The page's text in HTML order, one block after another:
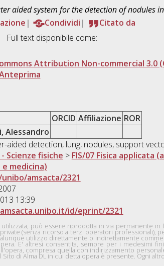
aided system for the detection of nodules
Condividi
Citato da
Full text disponibile come:
Attribution Non-commercial 3.0
ORCID Affiliazione ROR
Alessandro
aided detection, lung, nodules, support
Scienze fisiche > FIS/07 Fisica applicata
medicina)
unibo/amsacta/2321
13:39
id/eprint/2321
può essere riprodotta in via permanente in
(senza ricorso a terzi operatori professionali),
utilizzo direttamente o indirettamente
E' altresì consentita, sempre per i medesimi
compresa quella con indirizzamento
di Alma DL in cui detta opera è presente. Ogni